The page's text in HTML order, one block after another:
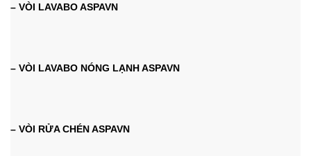
– VÒI LAVABO ASPAVN
– VÒI LAVABO NÓNG LẠNH ASPAVN
– VÒI RỬA CHÉN ASPAVN